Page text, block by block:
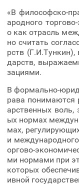
«В философско-
ародного
о как отрасль
но считать
рств
дарств,
зациями.
В формально-
рава понимаются
арственных воль,
ых нормах
мах,
и
оргово-
ми нормами при
которых
ивной